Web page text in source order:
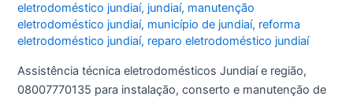
eletrodoméstico jundiaí, jundiaí, manutenção
eletrodoméstico jundiaí, município de jundiaí, reforma
eletrodoméstico jundiaí, reparo eletrodoméstico jundiaí
Assistência técnica eletrodomésticos Jundiaí e região,
08007770135 para instalação, conserto e manutenção de